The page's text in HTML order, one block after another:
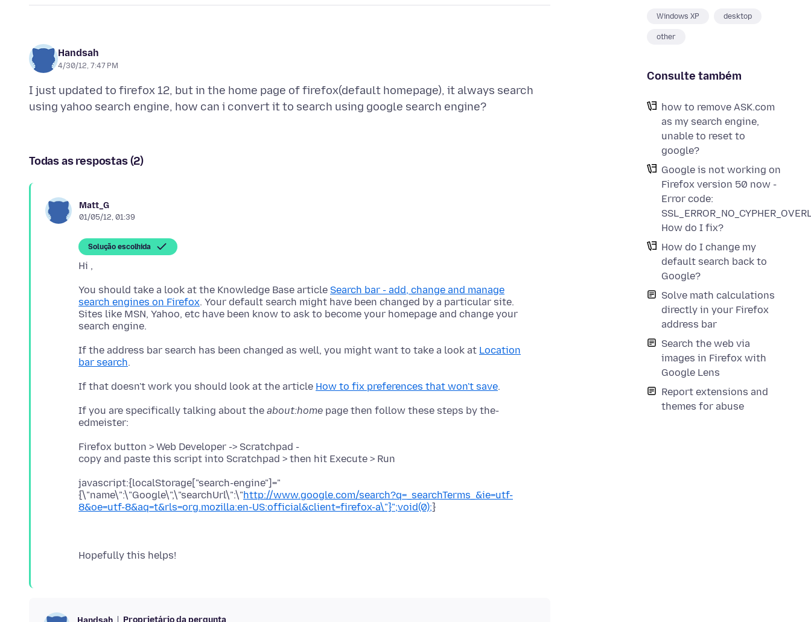
Windows XP desktop
other
Consulte também
how to remove ASK.com
as my search engine,
unable to reset to
google?
Google is not working on
Firefox version 50 now -
Error code:
How do I fix?
How do I change my
default search back to
Google?
Solve math calculations
directly in your Firefox
address bar
Search the web via
images in Firefox with
Google Lens
Report extensions and
themes for abuse
Handsah
4/30/12, 7:47 PM
I just updated to firefox 12, but in the home page of firefox(default homepage), it always search
Todas as respostas (2)
Matt_G
01/05/12, 01:39
Solução escolhida
You should take a look at the Knowledge Base article Search bar - add, change and manage
search engines on Firefox. Your default search might have been changed by a particular site.
Sites like MSN, Yahoo, etc have been know to ask to become your homepage and change your
If the address bar search has been changed as well, you might want to take a look at Location
bar search
If that doesn't work you should look at the article How to fix preferences that won't save
If you are specifically talking about the about:home page then follow these steps by the-
Firefox button > Web Developer -> Scratchpad -
javascript:{localStorage["search-engine"]="
{\"name\":\"Google\",\"searchUrl\":\"http://www.google.com/search?q=_searchTerms_&ie=utf-
8&oe=utf-8&aq=t&rls=org.mozilla:en-US:official&client=firefox-a\"}";void(0);